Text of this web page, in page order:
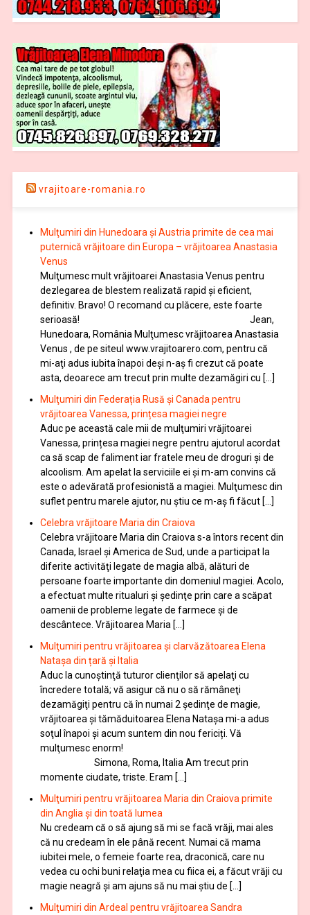
vrajitoare-romania.ro
Mulţumiri din Hunedoara și Austria primite de cea mai
puternică vrăjitoare din Europa – vrăjitoarea Anastasia
Venus
Mulţumesc mult vrăjitoarei Anastasia Venus pentru
dezlegarea de blestem realizată rapid și eficient,
definitiv. Bravo! O recomand cu plăcere, este foarte
serioasă! Jean,
Hunedoara, România Mulţumesc vrăjitoarea Anastasia
Venus , de pe siteul www.vrajitoarero.com, pentru că
mi-aţi adus iubita înapoi deşi n-aş fi crezut că poate
asta, deoarece am trecut prin multe dezamăgiri cu […]
Mulţumiri din Federația Rusă și Canada pentru
vrăjitoarea Vanessa, prințesa magiei negre
Aduc pe această cale mii de mulţumiri vrăjitoarei
Vanessa, prințesa magiei negre pentru ajutorul acordat
ca să scap de faliment iar fratele meu de droguri și de
alcoolism. Am apelat la serviciile ei şi m-am convins că
este o adevărată profesionistă a magiei. Mulţumesc din
suflet pentru marele ajutor, nu știu ce m-aș fi făcut […]
Celebra vrăjitoare Maria din Craiova
Celebra vrăjitoare Maria din Craiova s-a întors recent din
Canada, Israel şi America de Sud, unde a participat la
diferite activităţi legate de magia albă, alături de
persoane foarte importante din domeniul magiei. Acolo,
a efectuat multe ritualuri şi şedinţe prin care a scăpat
oamenii de probleme legate de farmece şi de
descântece. Vrăjitoarea Maria […]
Mulţumiri pentru vrăjitoarea și clarvăzătoarea Elena
Natașa din țară și Italia
Aduc la cunoştinţă tuturor clienţilor să apelaţi cu
încredere totală; vă asigur că nu o să rămâneţi
dezamăgiţi pentru că în numai 2 şedinţe de magie,
vrăjitoarea și tămăduitoarea Elena Natașa mi-a adus
soţul înapoi și acum suntem din nou fericiți. Vă
mulţumesc enorm!
Simona, Roma, Italia Am trecut prin
momente ciudate, triste. Eram […]
Mulţumiri pentru vrăjitoarea Maria din Craiova primite
din Anglia și din toată lumea
Nu credeam că o să ajung să mi se facă vrăji, mai ales
că nu credeam în ele până recent. Numai că mama
iubitei mele, o femeie foarte rea, draconică, care nu
vedea cu ochi buni relaţia mea cu fiica ei, a făcut vrăji cu
magie neagră şi am ajuns să nu mai ştiu de […]
Mulţumiri din Ardeal pentru vrăjitoarea Sandra